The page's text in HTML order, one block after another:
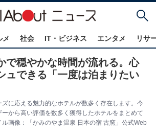
メ 社会 IT・ビジネス エンタメ リサ
で穏やかな時間が流れる。心
ュできる「一度は泊まりたい
に応える魅力的なホテルが数多く存在します。今
から高い評価を数多く獲得したホテルをまとめて
画像：「かみのやま温泉 日本の宿 古窯」公式Web